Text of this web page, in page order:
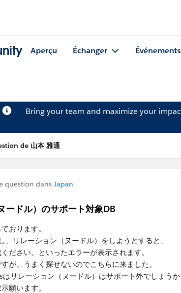
Aperçu Échanger Événements
Bring your team and maximize your
de 山本 雅通
question dans Japan
ードル）のサポート対象DB
おります。
、リレーション（ヌードル）をしようとすると、
ださい。といったエラーが表示されます。
が、うまく探せないのでこちらに来ました。
はリレーション（ヌードル）はサポート外でしょうか
願います。